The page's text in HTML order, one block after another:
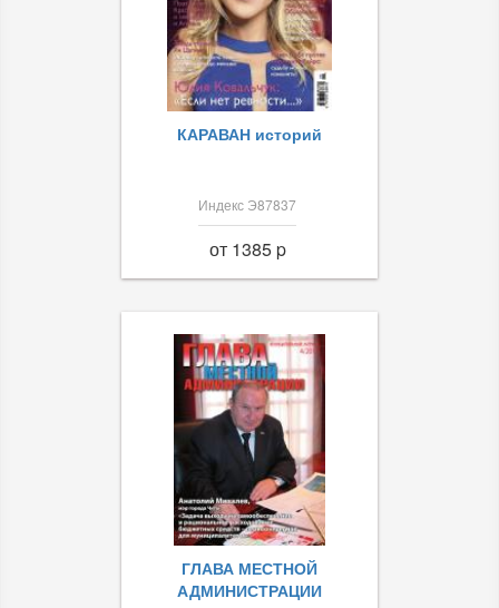
КАРАВАН историй
Индекс Э87837
от 1385 p
ГЛАВА МЕСТНОЙ
АДМИНИСТРАЦИИ